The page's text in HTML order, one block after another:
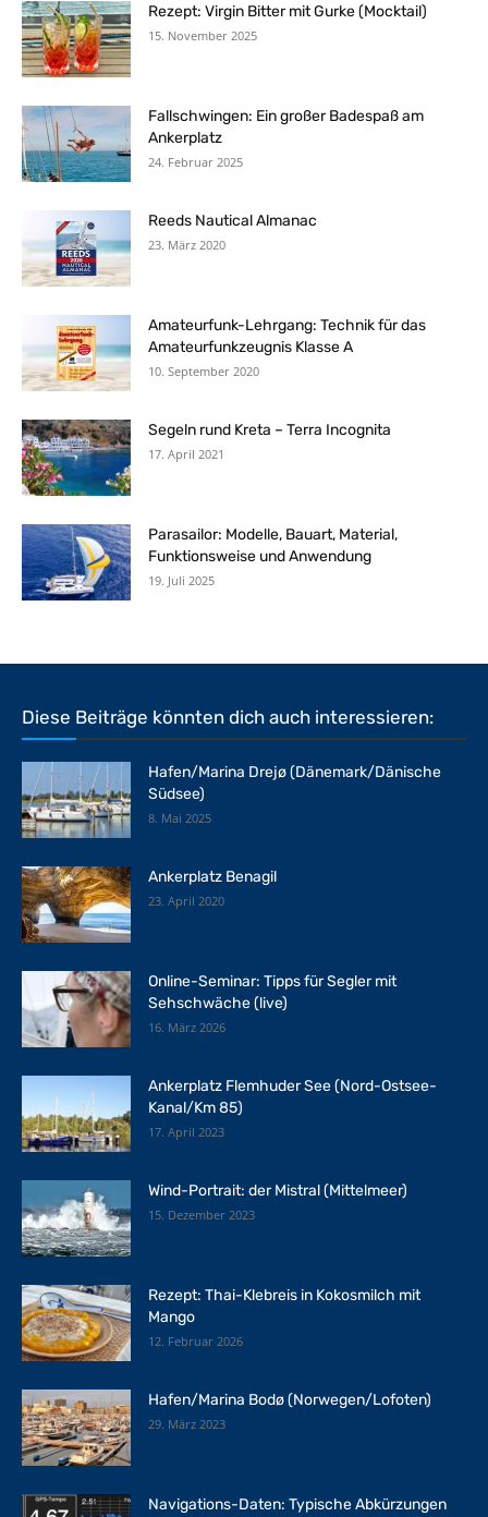
Rezept: Virgin Bitter mit Gurke (Mocktail)
15. November 2025
Fallschwingen: Ein großer Badespaß am
Ankerplatz
24. Februar 2025
Reeds Nautical Almanac
23. März 2020
Amateurfunk-Lehrgang: Technik für das
Amateurfunkzeugnis Klasse A
10. September 2020
Segeln rund Kreta – Terra Incognita
17. April 2021
Parasailor: Modelle, Bauart, Material,
Funktionsweise und Anwendung
19. Juli 2025
Diese Beiträge könnten dich auch interessieren:
Hafen/Marina Drejø (Dänemark/Dänische
Südsee)
8. Mai 2025
Ankerplatz Benagil
23. April 2020
Online-Seminar: Tipps für Segler mit
Sehschwäche (live)
16. März 2026
Ankerplatz Flemhuder See (Nord-Ostsee-
Kanal/Km 85)
17. April 2023
Wind-Portrait: der Mistral (Mittelmeer)
15. Dezember 2023
Rezept: Thai-Klebreis in Kokosmilch mit
Mango
12. Februar 2026
Hafen/Marina Bodø (Norwegen/Lofoten)
29. März 2023
Navigations-Daten: Typische Abkürzungen